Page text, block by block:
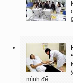
mình để..